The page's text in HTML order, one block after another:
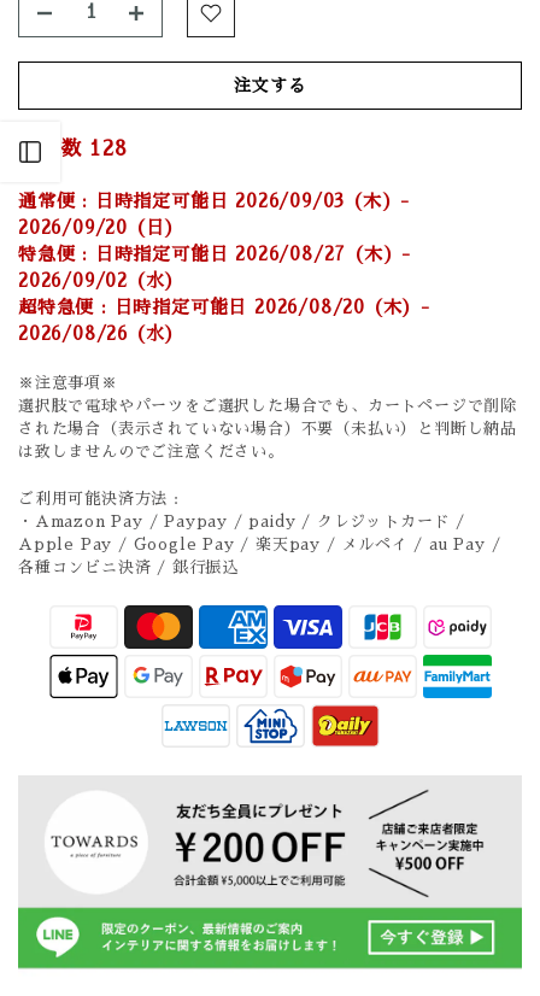
Open sidebar
注文する
在庫数 128
通常便 : 日時指定可能日 2026/09/03 (木) -
2026/09/20 (日)
特急便 : 日時指定可能日 2026/08/27 (木) -
2026/09/02 (水)
超特急便 : 日時指定可能日 2026/08/20 (木) -
2026/08/26 (水)
※注意事項※
選択肢で電球やパーツをご選択した場合でも、カートページで削除
された場合（表示されていない場合）不要（未払い）と判断し納品
は致しませんのでご注意ください。
ご利用可能決済方法 :
・Amazon Pay / Paypay / paidy / クレジットカード /
Apple Pay / Google Pay / 楽天pay / メルペイ / au Pay /
各種コンビニ決済 / 銀行振込